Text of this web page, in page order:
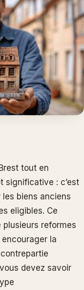
tout en
significative : c’est
biens anciens
eligibles. Ce
reformes
la
devez savoir